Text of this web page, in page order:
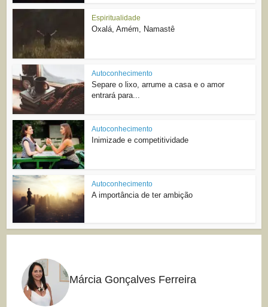
Espiritualidade
Oxalá, Amém, Namastê
Autoconhecimento
Separe o lixo, arrume a casa e o amor
entrará para...
Autoconhecimento
Inimizade e competitividade
Autoconhecimento
A importância de ter ambição
Márcia Gonçalves Ferreira